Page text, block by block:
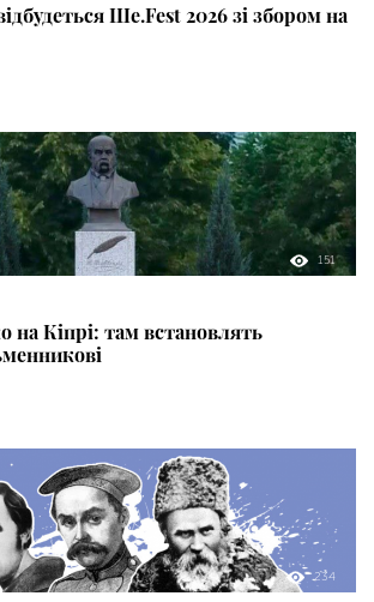
Ше.Fest 2026 зі збором на
151
на Кіпрі: там встановлять
234